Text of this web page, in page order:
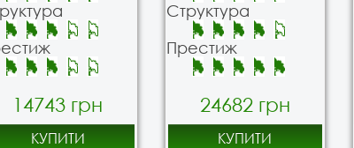
14743 грн
КУПИТИ
Структура
Престиж
24682 грн
КУПИТИ